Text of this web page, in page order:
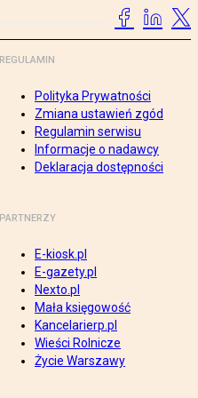
REGULAMIN
Polityka Prywatności
Zmiana ustawień zgód
Regulamin serwisu
Informacje o nadawcy
Deklaracja dostępności
PARTNERZY
E-kiosk.pl
E-gazety.pl
Nexto.pl
Mała księgowość
Kancelarierp.pl
Wieści Rolnicze
Życie Warszawy